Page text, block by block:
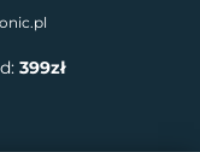
399zł